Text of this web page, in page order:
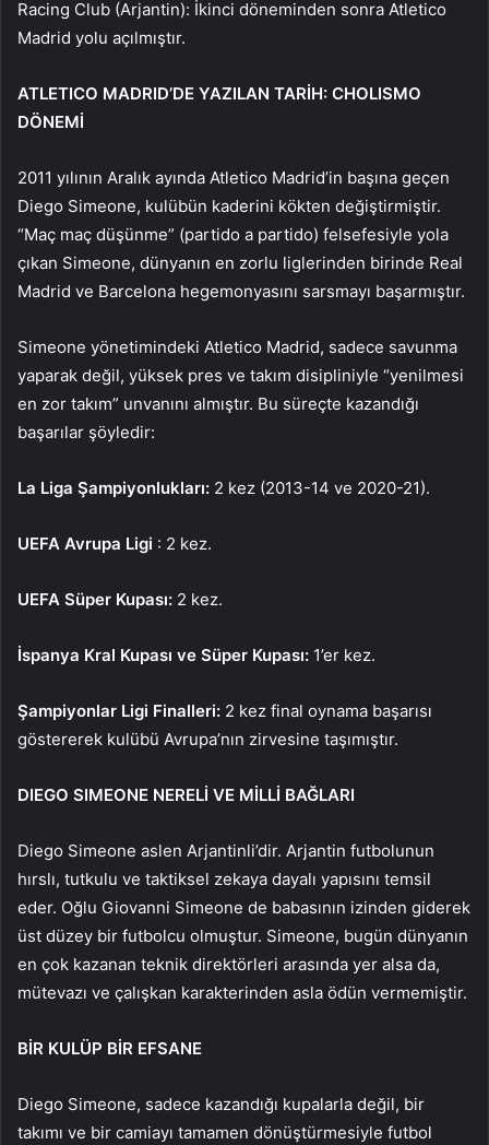
Racing Club (Arjantin): İkinci döneminden sonra Atletico
Madrid yolu açılmıştır.
ATLETICO MADRID’DE YAZILAN TARİH: CHOLISMO
DÖNEMİ
2011 yılının Aralık ayında Atletico Madrid’in başına geçen
Diego Simeone, kulübün kaderini kökten değiştirmiştir.
“Maç maç düşünme” (partido a partido) felsefesiyle yola
çıkan Simeone, dünyanın en zorlu liglerinden birinde Real
Madrid ve Barcelona hegemonyasını sarsmayı başarmıştır.
Simeone yönetimindeki Atletico Madrid, sadece savunma
yaparak değil, yüksek pres ve takım disipliniyle “yenilmesi
en zor takım” unvanını almıştır. Bu süreçte kazandığı
başarılar şöyledir:
La Liga Şampiyonlukları: 2 kez (2013-14 ve 2020-21).
UEFA Avrupa Ligi : 2 kez.
UEFA Süper Kupası: 2 kez.
İspanya Kral Kupası ve Süper Kupası: 1’er kez.
Şampiyonlar Ligi Finalleri: 2 kez final oynama başarısı
göstererek kulübü Avrupa’nın zirvesine taşımıştır.
DIEGO SIMEONE NERELİ VE MİLLİ BAĞLARI
Diego Simeone aslen Arjantinli’dir. Arjantin futbolunun
hırslı, tutkulu ve taktiksel zekaya dayalı yapısını temsil
eder. Oğlu Giovanni Simeone de babasının izinden giderek
üst düzey bir futbolcu olmuştur. Simeone, bugün dünyanın
en çok kazanan teknik direktörleri arasında yer alsa da,
mütevazı ve çalışkan karakterinden asla ödün vermemiştir.
BİR KULÜP BİR EFSANE
Diego Simeone, sadece kazandığı kupalarla değil, bir
takımı ve bir camiayı tamamen dönüştürmesiyle futbol